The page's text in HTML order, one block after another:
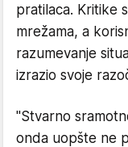
pratilaca. Kritike
mrežama, a
razumevanje
izrazio svoje
"Stvarno
onda uopšte ne